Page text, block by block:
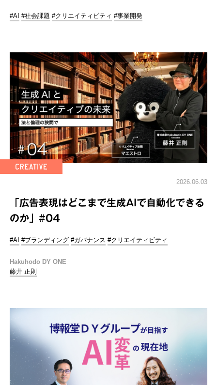
#AI #社会課題 #クリエイティビティ #事業開発
2026.06.03
「広告表現はどこまで生成AIで自動化できる
のか」#04
#AI #ブランディング #ガバナンス #クリエイティビティ
Hakuhodo DY ONE
藤井 正則